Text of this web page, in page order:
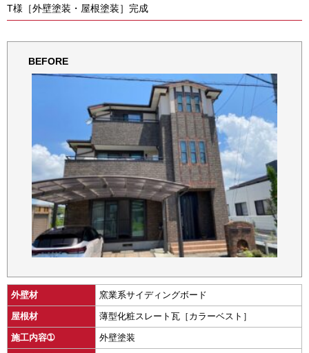
T様［外壁塗装・屋根塗装］完成
BEFORE
外壁材 窯業系サイディングボード
屋根材 薄型化粧スレート瓦［カラーベスト］
施工内容➀ 外壁塗装